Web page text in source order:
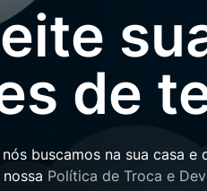
de
buscamos na sua casa
Política de Troca e